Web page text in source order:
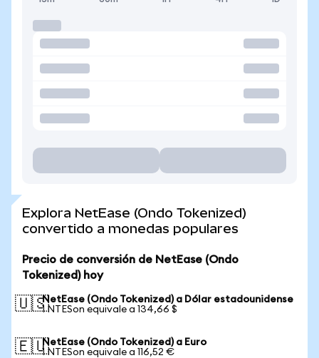
Explora NetEase (Ondo Tokenized)
convertido a monedas populares
Precio de conversión de NetEase (Ondo
Tokenized) hoy
🇺🇸NetEase (Ondo Tokenized) a Dólar estadounidense
1 NTESon equivale a 134,66 $
🇪🇺NetEase (Ondo Tokenized) a Euro
1 NTESon equivale a 116,52 €